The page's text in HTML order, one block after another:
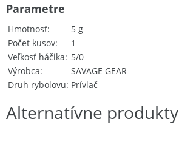
Hmotnosť
5 g
Počet kusov
1
Veľkosť háčika
5/0
Výrobca
SAVAGE GEAR
Druh rybolovu Prívlač
Parametre
Alternatívne produkty